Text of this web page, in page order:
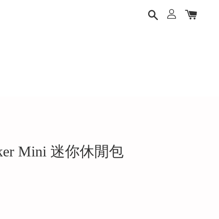
Mini 迷你休閒包